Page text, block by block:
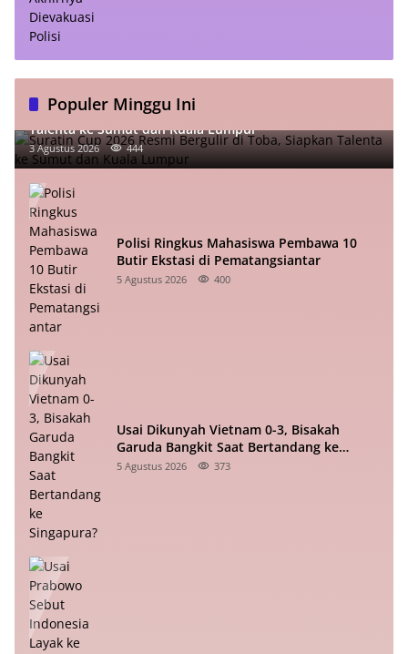
Populer Minggu Ini
Suratin Cup 2026 Resmi Bergulir di Toba, Siapkan
Talenta ke Sumut dan Kuala Lumpur
3 Agustus 2026 444
Polisi Ringkus Mahasiswa Pembawa 10
Butir Ekstasi di Pematangsiantar
5 Agustus 2026 400
Usai Dikunyah Vietnam 0-3, Bisakah
Garuda Bangkit Saat Bertandang ke
Singapura?
5 Agustus 2026 373